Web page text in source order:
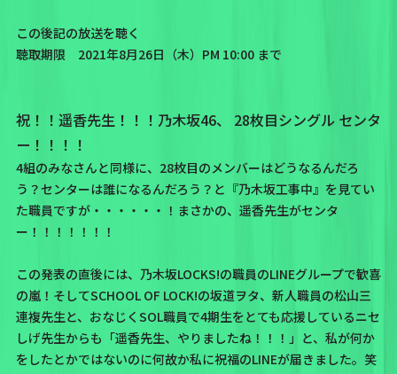
この後記の放送を聴く
聴取期限 2021年8月26日（木）PM 10:00 まで
祝！！遥香先生！！！乃木坂46、 28枚目シングル センタ
ー！！！！
4組のみなさんと同様に、28枚目のメンバーはどうなるんだろ
う？センターは誰になるんだろう？と『乃木坂工事中』を見てい
た職員ですが・・・・・・！まさかの、遥香先生がセンタ
ー！！！！！！！
この発表の直後には、乃木坂LOCKS!の職員のLINEグループで歓喜
の嵐！そしてSCHOOL OF LOCK!の坂道ヲタ、新人職員の松山三
連複先生と、おなじくSOL職員で4期生をとても応援しているニセ
しげ先生からも「遥香先生、やりましたね！！！」と、私が何か
をしたとかではないのに何故か私に祝福のLINEが届きました。笑